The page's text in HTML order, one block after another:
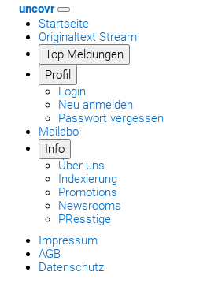
uncovr
Startseite
Originaltext Stream
Top Meldungen
Profil
Login
Neu anmelden
Passwort vergessen
Mailabo
Info
Über uns
Indexierung
Promotions
Newsrooms
PResstige
Impressum
AGB
Datenschutz